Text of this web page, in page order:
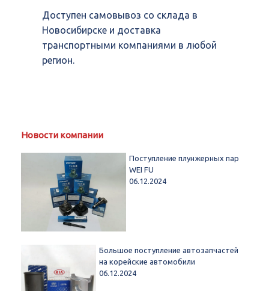
Доступен самовывоз со склада в
Новосибирске и доставка
транспортными компаниями в любой
регион.
Новости компании
Поступление плунжерных пар
WEI FU
06.12.2024
Большое поступление автозапчастей
на корейские автомобили
06.12.2024